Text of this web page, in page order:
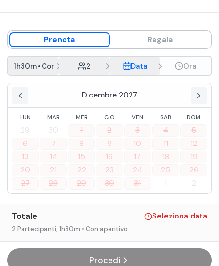
Prenota Regala
1h30m• Con aperitivo2 Data Ora
Dicembre 2027
LUN MAR MER GIO VEN SAB DOM
29 30 1 2 3 4
5
6
7 8 9 10 11
12
13
14 15 16 17 18
19
20
21 22 23 24 25
26
27
28 29 30 31 1 2
Totale Seleziona data
2 Partecipanti, 1h30m • Con aperitivo
Procedi